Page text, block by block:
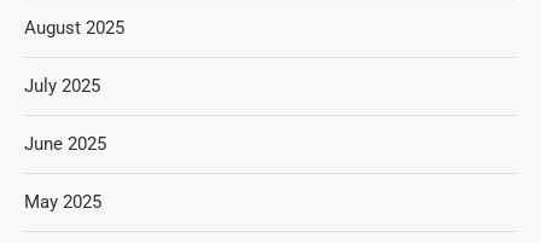
August 2025
July 2025
June 2025
May 2025